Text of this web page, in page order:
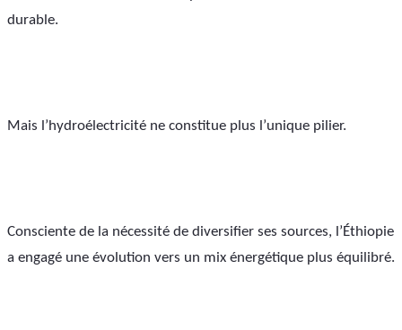
durable.
Mais l’hydroélectricité ne constitue plus l’unique pilier.
Consciente de la nécessité de diversifier ses sources, l’Éthiopie